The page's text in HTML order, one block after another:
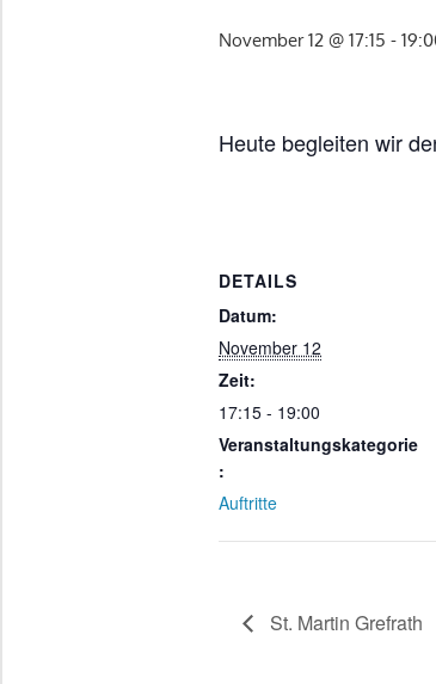
November 12 @ 17:15 -
Heute begleiten wir
DETAILS
Datum:
November 12
Zeit:
17:15 - 19:00
Veranstaltungskategorie
:
Auftritte
St. Martin Grefrath